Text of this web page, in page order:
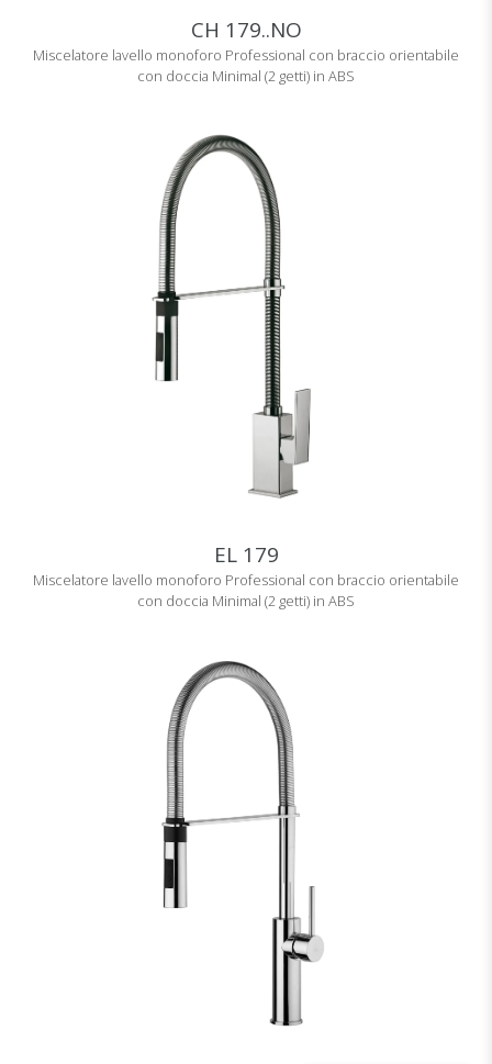
CH 179..NO
Miscelatore lavello monoforo Professional con braccio orientabile
con doccia Minimal (2 getti) in ABS
EL 179
Miscelatore lavello monoforo Professional con braccio orientabile
con doccia Minimal (2 getti) in ABS